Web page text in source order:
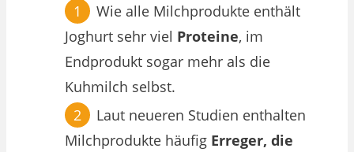
Wie alle Milchprodukte enthält
Joghurt sehr viel Proteine, im
Endprodukt sogar mehr als die
Kuhmilch selbst.
Laut neueren Studien enthalten
Milchprodukte häufig Erreger, die